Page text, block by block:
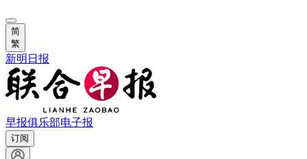
简
繁
新明日报
早报俱乐部电子报
订阅